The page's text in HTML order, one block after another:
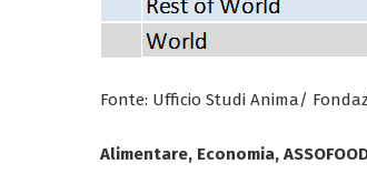
Fonte: Ufficio Studi Anima/
Alimentare, Economia,